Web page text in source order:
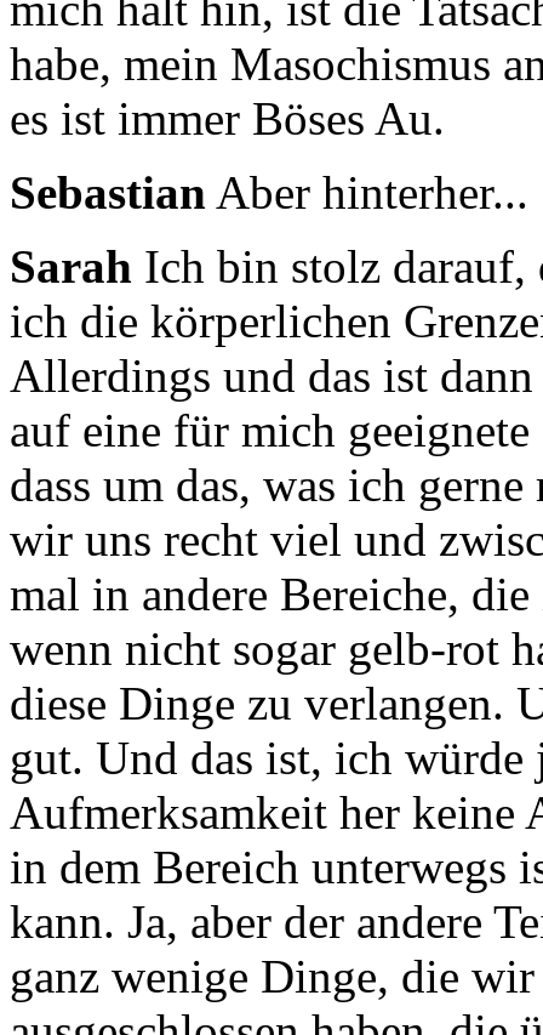
habe, mein Masochismus
es ist immer Böses Au.
Sebastian Aber hinterher...
Sarah Ich bin stolz darauf,
ich die körperlichen
Allerdings und das ist
auf eine für mich
dass um das, was ich
wir uns recht viel und
mal in andere Bereiche, die
wenn nicht sogar gelb-rot
diese Dinge zu verlangen.
gut. Und das ist, ich würde
Aufmerksamkeit her keine
in dem Bereich unterwegs
kann. Ja, aber der andere
ganz wenige Dinge, die wir